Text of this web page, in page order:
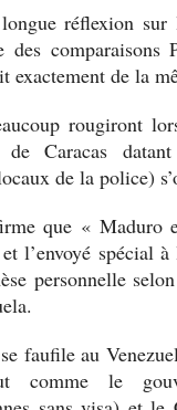
réflexion sur
des
exactement de la
rougiront
Caracas
de la police)
que « Maduro
l’envoyé spécial
personnelle
faufile au
comme le